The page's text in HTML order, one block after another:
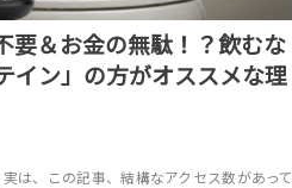
要＆お金の無駄！？飲むな
イン」の方がオススメな理
実は、この記事、結構なアクセス数があって